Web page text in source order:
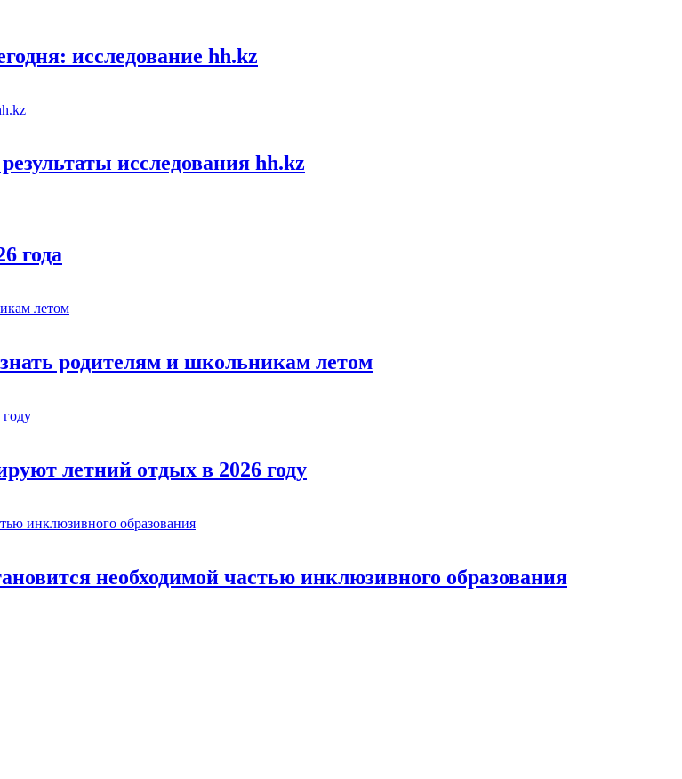
исследование hh.kz
исследования hh.kz
года
родителям и школьникам летом
летний отдых в 2026 году
необходимой частью инклюзивного образования